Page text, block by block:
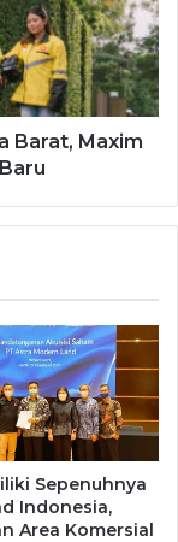
Barat, Maxim
Sepenuhnya
Indonesia,
Area Komersial